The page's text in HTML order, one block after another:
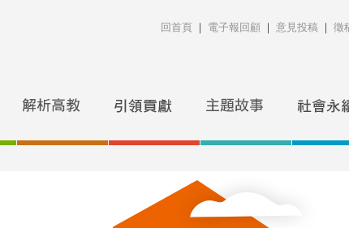
回首頁 ｜ 電子報回顧 ｜ 意見投稿 ｜ 徵